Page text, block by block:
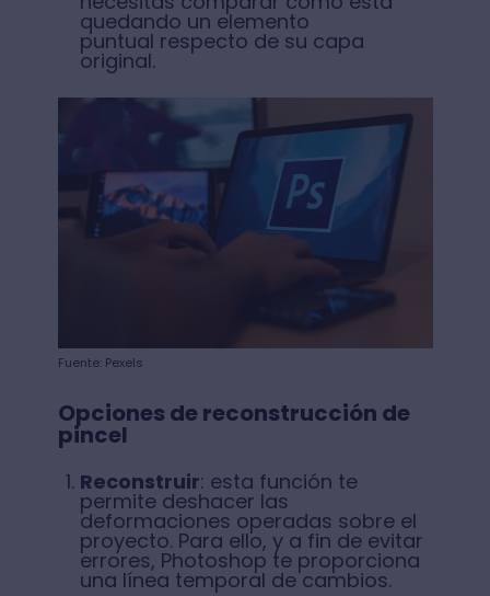
quedando un elemento
puntual respecto de su capa
original.
Fuente: Pexels
Opciones de reconstrucción de
pincel
Reconstruir: esta función te
permite deshacer las
deformaciones operadas sobre el
proyecto. Para ello, y a fin de evitar
errores, Photoshop te proporciona
una línea temporal de cambios.